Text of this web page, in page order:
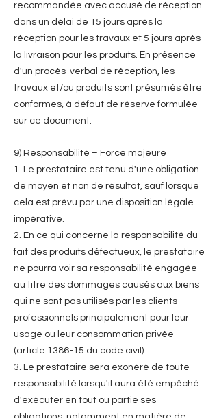
recommandée avec accusé de réception
dans un délai de 15 jours après la
réception pour les travaux et 5 jours après
la livraison pour les produits. En présence
d'un procès-verbal de réception, les
travaux et/ou produits sont présumés être
conformes, à défaut de réserve formulée
sur ce document.
9) Responsabilité – Force majeure
1. Le prestataire est tenu d'une obligation
de moyen et non de résultat, sauf lorsque
cela est prévu par une disposition légale
impérative.
2. En ce qui concerne la responsabilité du
fait des produits défectueux, le prestataire
ne pourra voir sa responsabilité engagée
au titre des dommages causés aux biens
qui ne sont pas utilisés par les clients
professionnels principalement pour leur
usage ou leur consommation privée
(article 1386-15 du code civil).
3. Le prestataire sera exonéré de toute
responsabilité lorsqu'il aura été empêché
d'exécuter en tout ou partie ses